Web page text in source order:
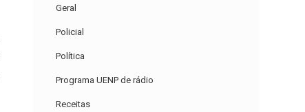
Geral
Policial
Política
Programa UENP de rádio
Receitas